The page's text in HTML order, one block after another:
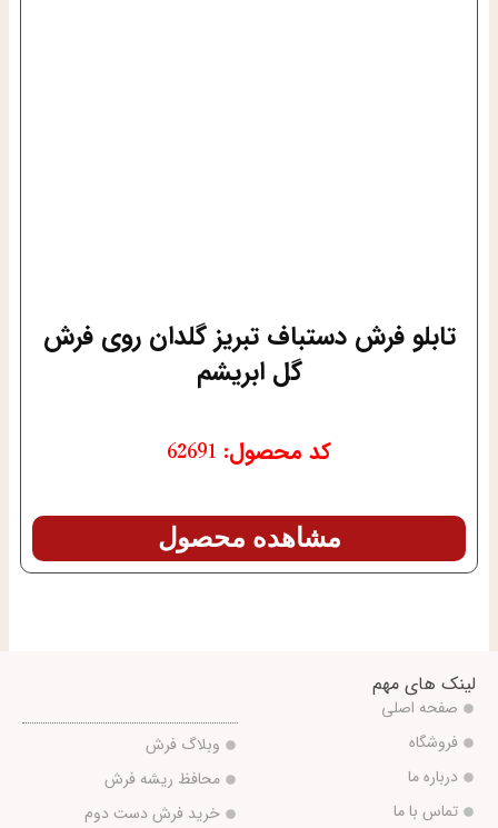
تابلو فرش دستباف تبریز گلدان روی فرش
گل ابریشم
کد محصول: 62691
مشاهده محصول
لینک های مهم
صفحه اصلی
فروشگاه
درباره ما
تماس با ما
وبلاگ فرش
محافظ ریشه فرش
خرید فرش دست دوم